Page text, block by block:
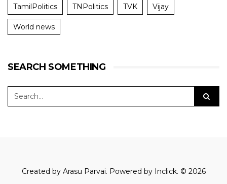
TamilPolitics TNPolitics TVK Vijay
World news
SEARCH SOMETHING
Created by Arasu Parvai. Powered by Inclick. © 2026